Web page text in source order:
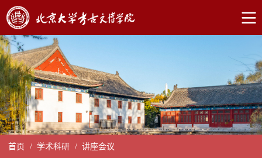
首页 / 学术科研 / 讲座会议